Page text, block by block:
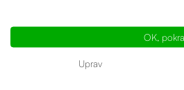
Tieto stoly
drevené
Predávame
OK,
Uprav